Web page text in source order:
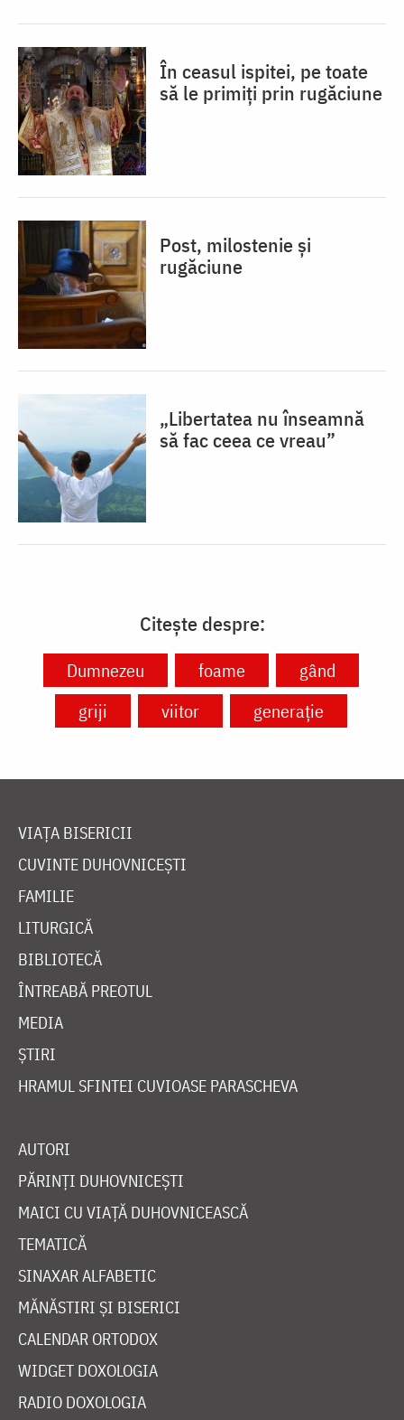
În ceasul ispitei, pe toate
să le primiți prin rugăciune
Post, milostenie și
rugăciune
„Libertatea nu înseamnă
să fac ceea ce vreau”
Citește despre:
Dumnezeu foame
gând
griji
viitor generație
VIAȚA BISERICII
CUVINTE DUHOVNICEȘTI
FAMILIE
LITURGICĂ
BIBLIOTECĂ
ÎNTREABĂ PREOTUL
MEDIA
ȘTIRI
HRAMUL SFINTEI CUVIOASE PARASCHEVA
AUTORI
PĂRINȚI DUHOVNICEȘTI
MAICI CU VIAȚĂ DUHOVNICEASCĂ
TEMATICĂ
SINAXAR ALFABETIC
MĂNĂSTIRI ȘI BISERICI
CALENDAR ORTODOX
WIDGET DOXOLOGIA
RADIO DOXOLOGIA